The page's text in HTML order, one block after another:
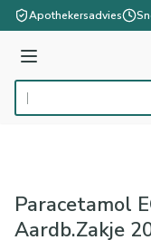
Ga naar de inhoud
Apothekersadvies
Menu
Product, merk,
Paracetamol
Aardb.Zakje